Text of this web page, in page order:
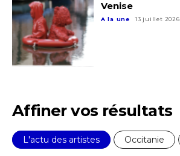
Venise
A la une 13 juillet 2026
Affiner vos résultats
L'actu des artistes Occitanie